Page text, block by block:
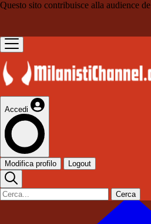
Questo sito contribuisce alla audience de
Accedi
Modifica profilo Logout
Cerca